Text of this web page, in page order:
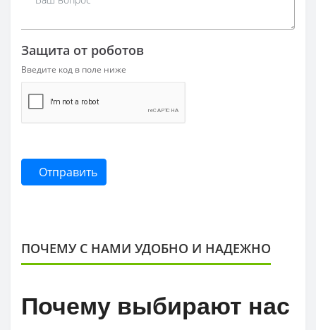
Защита от роботов
Введите код в поле ниже
Отправить
ПОЧЕМУ С НАМИ УДОБНО И НАДЕЖНО
Почему выбирают нас